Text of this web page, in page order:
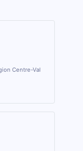
Centre-Val